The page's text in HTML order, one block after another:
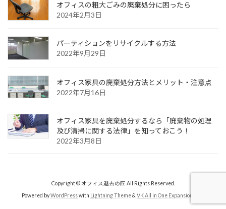
オフィスの粗大ごみの廃棄処分に困ったら
2024年2月3日
パーティションをリサイクルする方法
2022年9月29日
オフィス家具の廃棄処分方法とメリット・注意点
2022年7月16日
オフィス家具を廃棄処分するなら「廃棄物の処理
及び清掃に関する法律」を知っておこう！
2022年3月8日
Copyright © オフィス退去の匠 All Rights Reserved.
Powered byWordPresswith Lightning Theme& VK All in One Expansion Unit